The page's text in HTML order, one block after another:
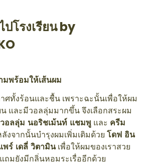
โรงเรียน by
มพร้อมให้เส้นผม
ศทั้งร้อนและชื้น เพราะฉะนั้นเพื่อให้ผม
และมีวอลลุ่มมากขึ้น จึงเลือกสระผม
อลลุ่ม นอริชเม้นท์ แชมพู และ ครีม
งจากนั้นบำรุงผมเพิ่มเติมด้วย โดฟ อิน
พร์ เดลี่ วิตามินเพื่อให้ผมของเราสวย
ถมยังมีกลิ่นหอมระเรื่ออีกด้วย